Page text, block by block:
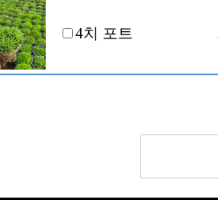
4치 포트